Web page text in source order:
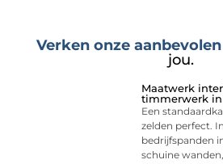
Verken onze aanbevolen
jou.
Maatwerk
timmerwerk
Een
zelden perfect.
bedrijfspanden
schuine